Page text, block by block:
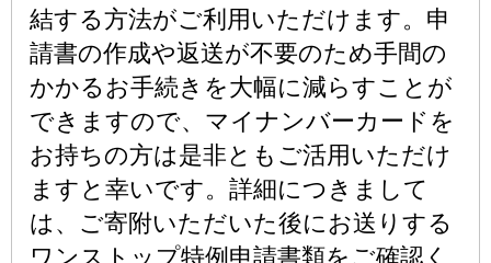
結する方法がご利用いただけます。申
請書の作成や返送が不要のため手間の
かかるお手続きを大幅に減らすことが
できますので、マイナンバーカードを
お持ちの方は是非ともご活用いただけ
ますと幸いです。詳細につきまして
は、ご寄附いただいた後にお送りする
ワンストップ特例申請書類をご確認く